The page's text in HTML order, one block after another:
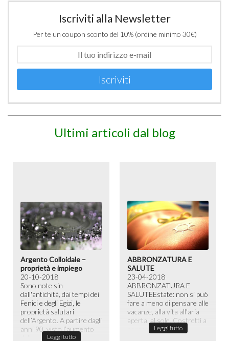
Iscriviti alla Newsletter
Per te un coupon sconto del 10% (ordine minimo 30€)
Iscriviti
Ultimi articoli dal blog
Argento Colloidale –
proprietà e impiego
20-10-2018
Sono note sin
dall'antichità, dai tempi dei
Fenici e degli Egizi, le
proprietà salutari
dell’Argento. A partire dagli
anni 90, visto l’aumento
Leggi tutto
ABBRONZATURA E
SALUTE
23-04-2018
ABBRONZATURA E
SALUTE​ Estate: non si può
fare a meno di pensare alle
vacanze, alla vita all'aria
aperta, al sole. Costretti a
passare la maggior ...
Leggi tutto